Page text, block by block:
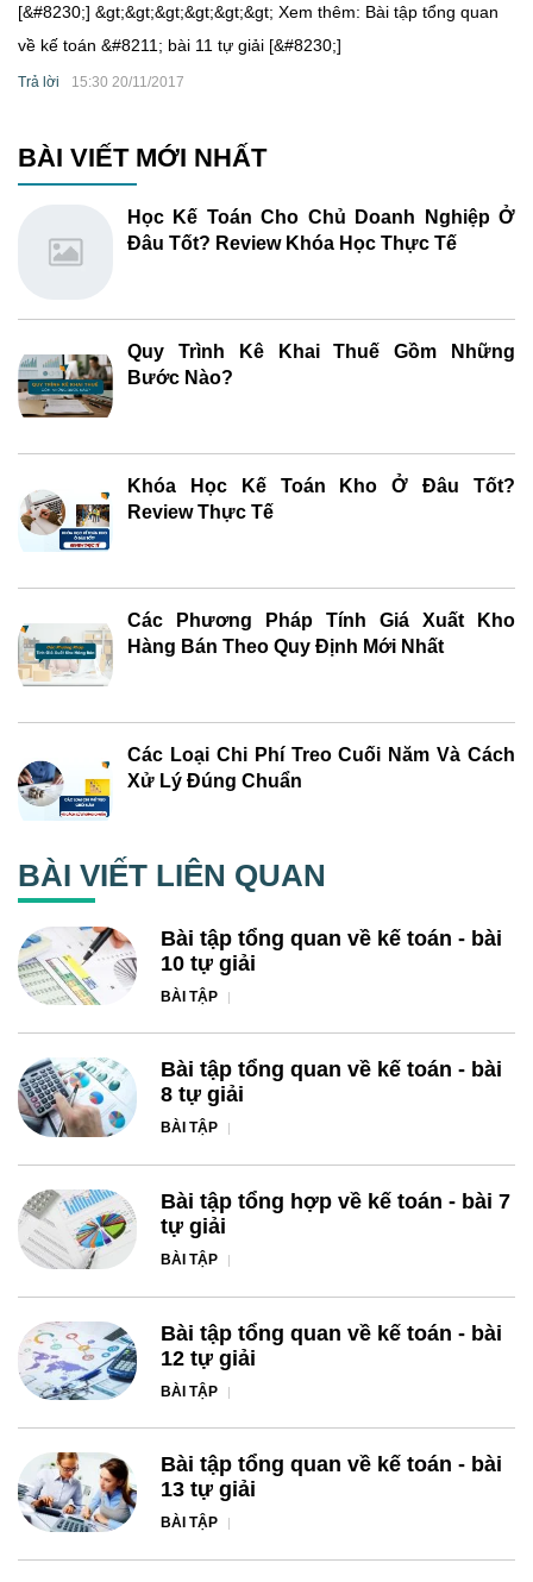
[&#8230;] &gt;&gt;&gt;&gt;&gt;&gt; Xem thêm: Bài tập tổng quan
về kế toán &#8211; bài 11 tự giải [&#8230;]
Trả lời 15:30 20/11/2017
BÀI VIẾT MỚI NHẤT
Học Kế Toán Cho Chủ Doanh Nghiệp Ở
Đâu Tốt? Review Khóa Học Thực Tế
Quy Trình Kê Khai Thuế Gồm Những
Bước Nào?
Khóa Học Kế Toán Kho Ở Đâu Tốt?
Review Thực Tế
Các Phương Pháp Tính Giá Xuất Kho
Hàng Bán Theo Quy Định Mới Nhất
Các Loại Chi Phí Treo Cuối Năm Và Cách
Xử Lý Đúng Chuẩn
BÀI VIẾT LIÊN QUAN
Bài tập tổng quan về kế toán - bài
10 tự giải
BÀI TẬP
Bài tập tổng quan về kế toán - bài
8 tự giải
BÀI TẬP
Bài tập tổng hợp về kế toán - bài 7
tự giải
BÀI TẬP
Bài tập tổng quan về kế toán - bài
12 tự giải
BÀI TẬP
Bài tập tổng quan về kế toán - bài
13 tự giải
BÀI TẬP